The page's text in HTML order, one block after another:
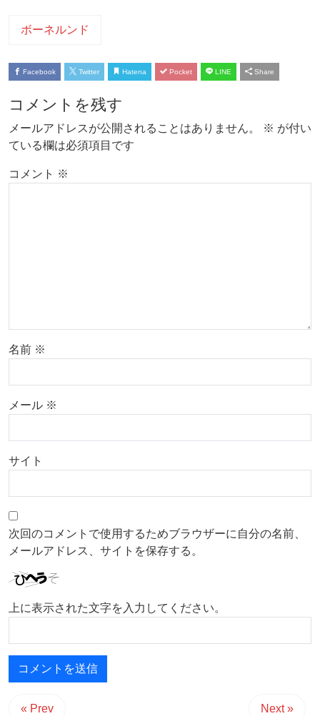
ボーネルンド
Facebook Twitter Hatena Pocket LINE Share
コメントを残す
メールアドレスが公開されることはありません。 ※ が付い
ている欄は必須項目です
コメント ※
名前 ※
メール ※
サイト
次回のコメントで使用するためブラウザーに自分の名前、
メールアドレス、サイトを保存する。
上に表示された文字を入力してください。
« Prev Next »